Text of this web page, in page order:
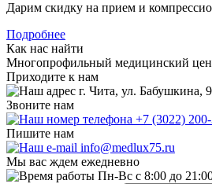
Дарим скидку на прием и
Подробнее
Как нас найти
Многопрофильный медицинский
Приходите к нам
г. Чита, ул. Бабушкина,
Звоните нам
+7 (3022)
Пишите нам
info@medlux75.ru
Мы вас ждем ежедневно
Пн-Вс с 8:00 до